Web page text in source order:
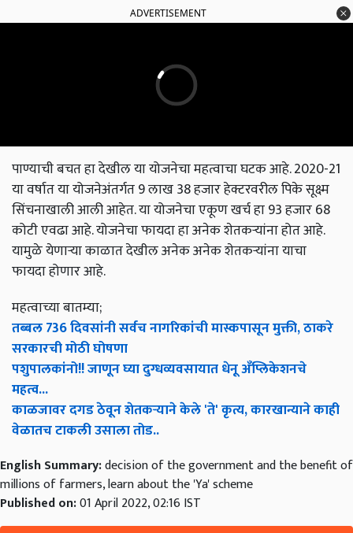
ADVERTISEMENT
पाण्याची बचत हा देखील या योजनेचा महत्वाचा घटक आहे. 2020-21
या वर्षात या योजनेअंतर्गत 9 लाख 38 हजार हेक्टरवरील पिके सूक्ष्म
सिंचनाखाली आली आहेत. या योजनेचा एकूण खर्च हा 93 हजार 68
कोटी एवढा आहे. योजनेचा फायदा हा अनेक शेतकऱ्यांना होत आहे.
यामुळे येणाऱ्या काळात देखील अनेक अनेक शेतकऱ्यांना याचा
फायदा होणार आहे.
महत्वाच्या बातम्या;
तब्बल 736 दिवसांनी सर्वच नागरिकांची मास्कपासून मुक्ती, ठाकरे
सरकारची मोठी घोषणा
पशुपालकांनो!! जाणून घ्या दुग्धव्यवसायात धेनू अँप्लिकेशनचे
महत्व...
काळजावर दगड ठेवून शेतकऱ्याने केले 'ते' कृत्य, कारखान्याने काही
वेळातच टाकली उसाला तोड..
English Summary:decision of the government and the benefit of
millions of farmers, learn about the 'Ya' scheme
Published on:01 April 2022, 02:16 IST